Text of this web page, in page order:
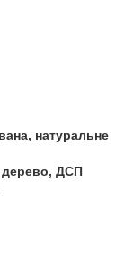
натуральне
дерево, ДСП